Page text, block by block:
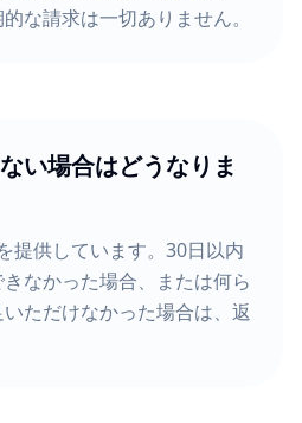
な請求は一切ありません。
い場合はどうなりま
提供しています。30日以内
なかった場合、または何ら
ただけなかった場合は、返